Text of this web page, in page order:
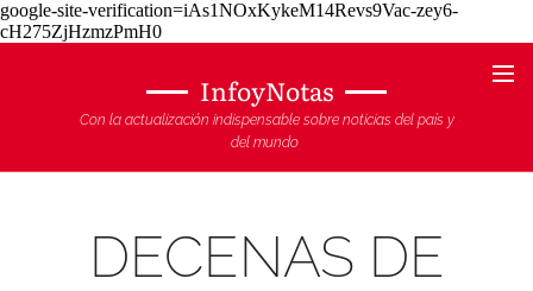
google-site-verification=iAs1NOxKykeM14Revs9Vac-zey6-
cH275ZjHzmzPmH0
InfoyNotas
Con la actualización indispensable sobre noticias del país y
del mundo
DECENAS DE